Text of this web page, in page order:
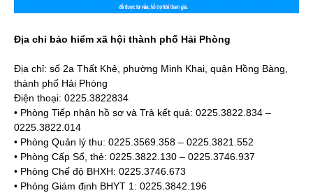
Địa chỉ bảo hiểm xã hội thành phố Hải Phòng
Địa chỉ: số 2a Thất Khê, phường Minh Khai, quận Hồng Bàng,
thành phố Hải Phòng
Điện thoại: 0225.3822834
• Phòng Tiếp nhận hồ sơ và Trả kết quả: 0225.3822.834 –
0225.3822.014
• Phòng Quản lý thu: 0225.3569.358 – 0225.3821.552
• Phòng Cấp Sổ, thẻ: 0225.3822.130 – 0225.3746.937
• Phòng Chế độ BHXH: 0225.3746.673
• Phòng Giám định BHYT 1: 0225.3842.196